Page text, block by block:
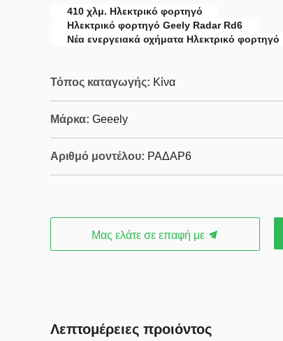
410 χλμ. Ηλεκτρικό φορτηγό
Ηλεκτρικό φορτηγό Geely Radar Rd6
Νέα ενεργειακά οχήματα Ηλεκτρικό φορτηγό
Τόπος καταγωγής: Κίνα
Μάρκα: Geeely
Αριθμό μοντέλου: ΡΑΔΑΡ6
Μας ελάτε σε επαφή με
Λεπτομέρειες προιόντος